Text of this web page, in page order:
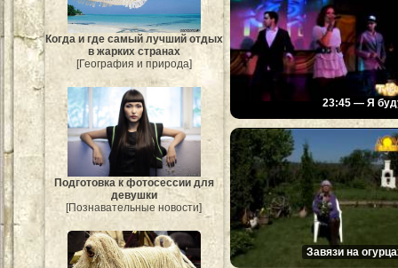
Когда и где самый лучший отдых
в жарких странах
[География и природа]
Подготовка к фотосессии для
девушки
[Познавательные новости]
23:45 — Я
Завязи на